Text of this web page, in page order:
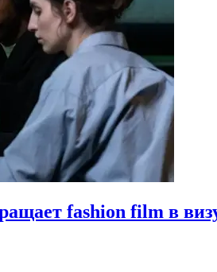
fashion film в